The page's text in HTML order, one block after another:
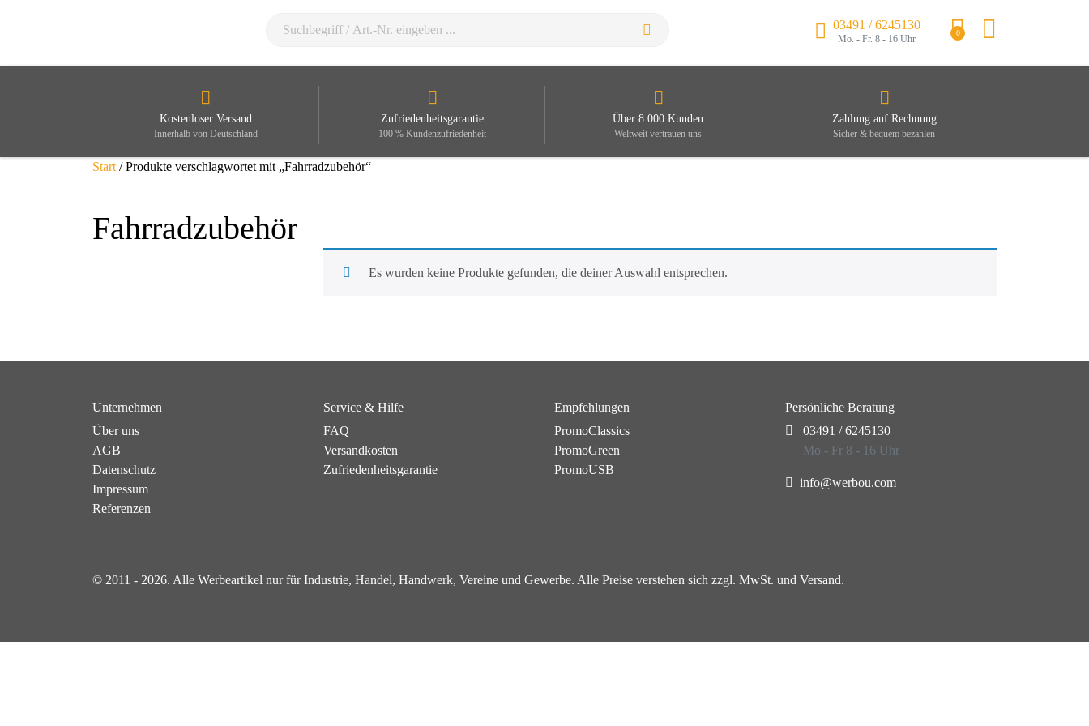
03491 / 6245130
Mo. - Fr. 8 - 16 Uhr
0
Kostenloser Versand
Innerhalb von Deutschland
Zufriedenheitsgarantie
100 % Kundenzufriedenheit
Über 8.000 Kunden
Weltweit vertrauen uns
Zahlung auf Rechnung
Sicher & bequem bezahlen
Start / Produkte verschlagwortet mit „Fahrradzubehör“
Fahrradzubehör
Es wurden keine Produkte gefunden, die deiner Auswahl entsprechen.
Unternehmen
Über uns
AGB
Datenschutz
Impressum
Referenzen
Service & Hilfe
FAQ
Versandkosten
Zufriedenheitsgarantie
Empfehlungen
PromoClassics
PromoGreen
PromoUSB
Persönliche Beratung
03491 / 6245130
Mo - Fr 8 - 16 Uhr
info@werbou.com
© 2011 - 2026. Alle Werbeartikel nur für Industrie, Handel, Handwerk, Vereine und Gewerbe. Alle Preise verstehen sich zzgl. MwSt. und Versand.